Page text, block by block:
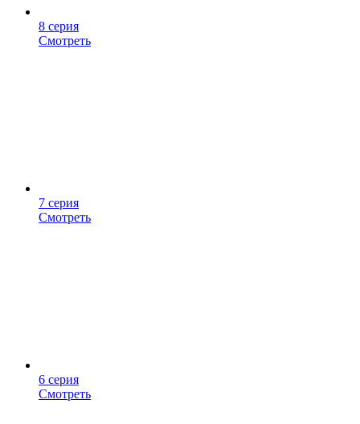
8 серия
Смотреть
7 серия
Смотреть
6 серия
Смотреть